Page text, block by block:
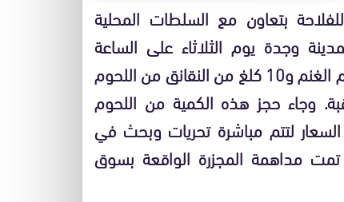
للفلاحة بتعاون مع السلطات المحلية
وجدة يوم الثلاثاء على الساعة
السادسة صباحا ،60 كلغ من لحم البقر و10 كلغ من لحم الغنم و10 كلغ من النقانق من اللحوم
وجاء حجز هذه الكمية من اللحوم
لتتم مباشرة تحريات وبحث في
مداهمة المجزرة الواقعة بسوق